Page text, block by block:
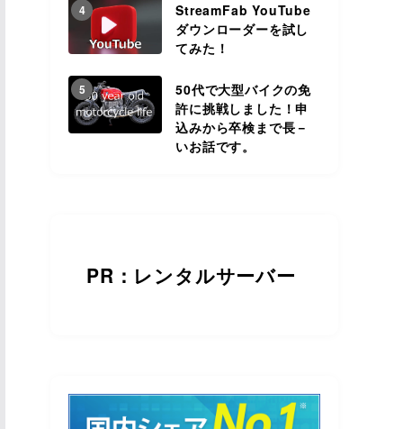
4
StreamFab YouTube
ダウンローダーを試し
てみた！
5
50代で大型バイクの免
許に挑戦しました！申
込みから卒検まで長－
いお話です。
PR：レンタルサーバー